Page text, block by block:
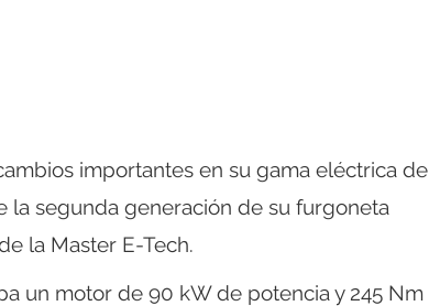
importantes en su gama eléctrica de
la segunda generación de su furgoneta
la Master E-Tech.
un motor de 90 kW de potencia y 245 Nm